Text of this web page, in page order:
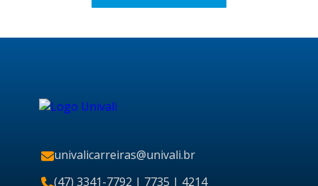
univalicarreiras@univali.br
(47) 3341-7792 | 7735 | 4214